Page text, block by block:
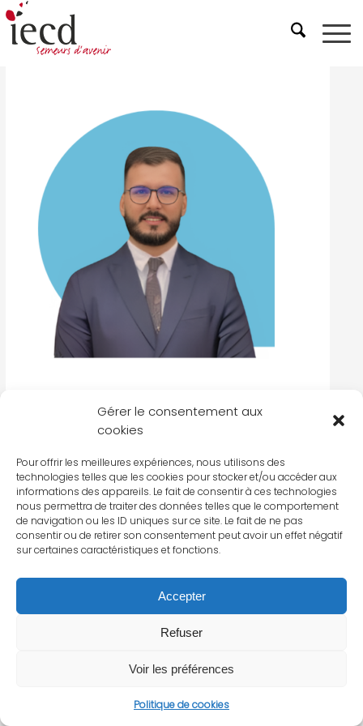
Gérer le consentement aux
cookies
Pour offrir les meilleures expériences, nous utilisons des
technologies telles que les cookies pour stocker et/ou accéder aux
informations des appareils. Le fait de consentir à ces technologies
nous permettra de traiter des données telles que le comportement
de navigation ou les ID uniques sur ce site. Le fait de ne pas
consentir ou de retirer son consentement peut avoir un effet négatif
sur certaines caractéristiques et fonctions.
Accepter
Refuser
Voir les préférences
Politique de cookies